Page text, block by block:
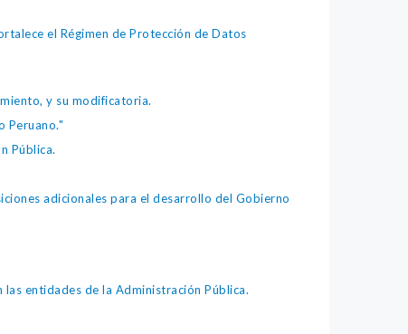
el Régimen de Protección de Datos
y su modificatoria.
Peruano."
Pública.
adicionales para el desarrollo del Gobierno
entidades de la Administración Pública.